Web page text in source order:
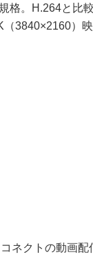
格。H.264と比
3840×2160）
ネクトの動画配